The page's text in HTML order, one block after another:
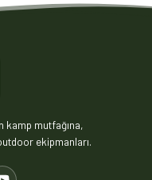
kamp mutfağına,
ekipmanları.